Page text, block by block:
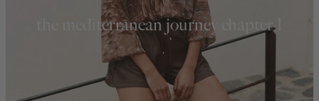
the mediterranean journey chapter 1